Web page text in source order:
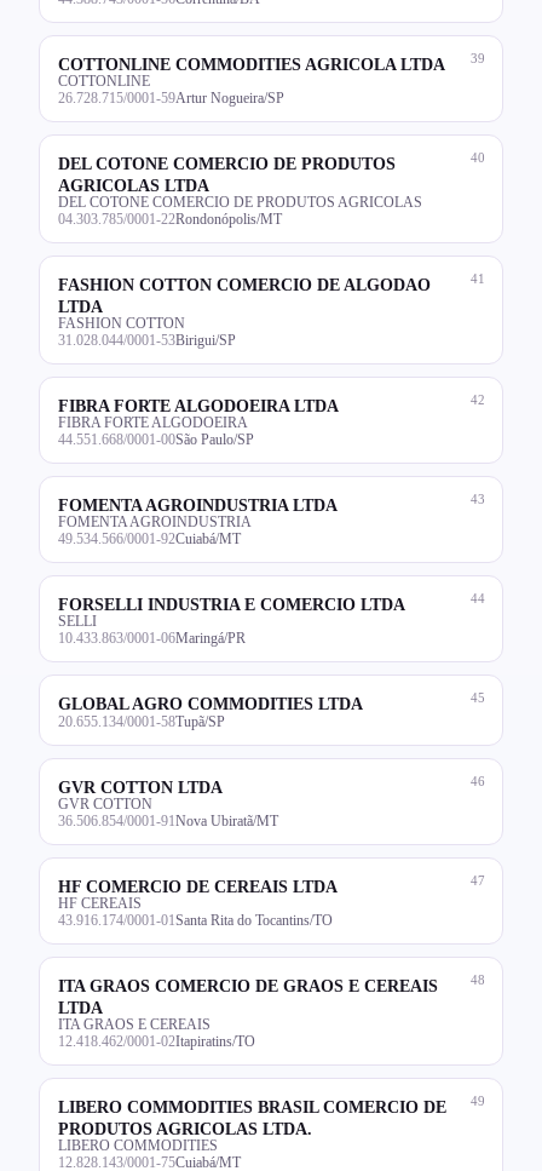
39
COTTONLINE COMMODITIES AGRICOLA LTDA
COTTONLINE
26.728.715/0001-59Artur Nogueira/SP
40
DEL COTONE COMERCIO DE PRODUTOS
AGRICOLAS LTDA
DEL COTONE COMERCIO DE PRODUTOS AGRICOLAS
04.303.785/0001-22Rondonópolis/MT
41
FASHION COTTON COMERCIO DE ALGODAO
LTDA
FASHION COTTON
31.028.044/0001-53Birigui/SP
42
FIBRA FORTE ALGODOEIRA LTDA
FIBRA FORTE ALGODOEIRA
44.551.668/0001-00São Paulo/SP
43
FOMENTA AGROINDUSTRIA LTDA
FOMENTA AGROINDUSTRIA
49.534.566/0001-92Cuiabá/MT
44
FORSELLI INDUSTRIA E COMERCIO LTDA
SELLI
10.433.863/0001-06Maringá/PR
45
GLOBAL AGRO COMMODITIES LTDA
20.655.134/0001-58Tupã/SP
46
GVR COTTON LTDA
GVR COTTON
36.506.854/0001-91 Nova Ubiratã/MT
47
HF COMERCIO DE CEREAIS LTDA
HF CEREAIS
43.916.174/0001-01 Santa Rita do Tocantins/TO
48
ITA GRAOS COMERCIO DE GRAOS E CEREAIS
LTDA
ITA GRAOS E CEREAIS
12.418.462/0001-02Itapiratins/TO
49
LIBERO COMMODITIES BRASIL COMERCIO DE
PRODUTOS AGRICOLAS LTDA.
LIBERO COMMODITIES
12.828.143/0001-75Cuiabá/MT